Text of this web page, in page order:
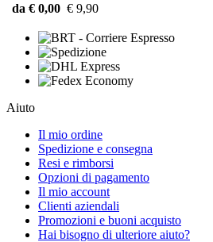
da € 0,00 € 9,90
Aiuto
Il mio ordine
Spedizione e consegna
Resi e rimborsi
Opzioni di pagamento
Il mio account
Clienti aziendali
Promozioni e buoni acquisto
Hai bisogno di ulteriore aiuto?